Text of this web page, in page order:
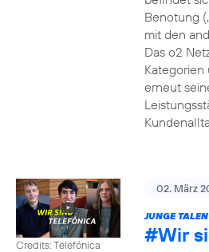
Benotung
mit den
Das o2
erneut
Credits: Telefónica
02. März
JUNGE
#Wir